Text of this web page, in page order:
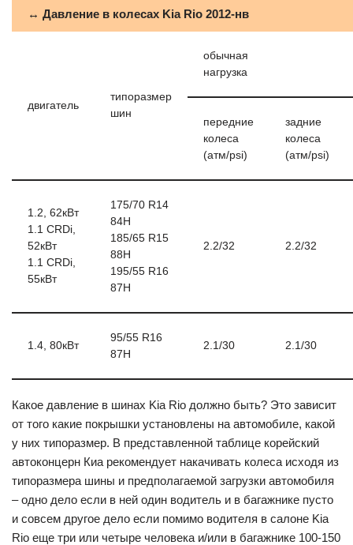
↔ Давление в колесах Kia Rio 2012-нв
двигатель
типоразмер
шин
обычная
нагрузка
передние
колеса
(атм/psi)
задние
колеса
(атм/psi)
1.2, 62кВт
1.1 CRDi,
52кВт
1.1 CRDi,
55кВт
175/70 R14
84H
185/65 R15
88H
195/55 R16
87H
2.2/32 2.2/32
1.4, 80кВт
95/55 R16
87H
2.1/30 2.1/30
Какое давление в шинах Kia Rio должно быть? Это зависит
от того какие покрышки установлены на автомобиле, какой
у них типоразмер. В представленной таблице корейский
автоконцерн Киа рекомендует накачивать колеса исходя из
типоразмера шины и предполагаемой загрузки автомобиля
– одно дело если в ней один водитель и в багажнике пусто
и совсем другое дело если помимо водителя в салоне Kia
Rio еще три или четыре человека и/или в багажнике 100-150